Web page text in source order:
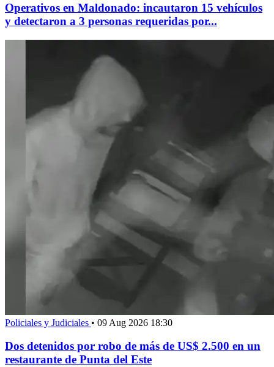
Operativos en Maldonado: incautaron 15 vehículos
y detectaron a 3 personas requeridas por...
Policiales y Judiciales • 09 Aug 2026 18:30
Dos detenidos por robo de más de US$ 2.500 en un
restaurante de Punta del Este